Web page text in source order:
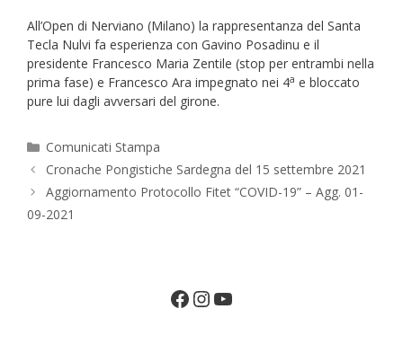
All’Open di Nerviano (Milano) la rappresentanza del Santa
Tecla Nulvi fa esperienza con Gavino Posadinu e il
presidente Francesco Maria Zentile (stop per entrambi nella
prima fase) e Francesco Ara impegnato nei 4a e bloccato
pure lui dagli avversari del girone.
Categorie
Comunicati Stampa
Cronache Pongistiche Sardegna del 15 settembre 2021
Aggiornamento Protocollo Fitet “COVID-19” – Agg. 01-
09-2021
Facebook
Instagram
YouTube